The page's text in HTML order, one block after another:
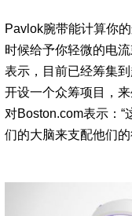
Pavlok腕带能计算你
时候给予你轻微的电
表示，目前已经筹集
开设一个众筹项目，
对Boston.com表示：
们的大脑来支配他们的